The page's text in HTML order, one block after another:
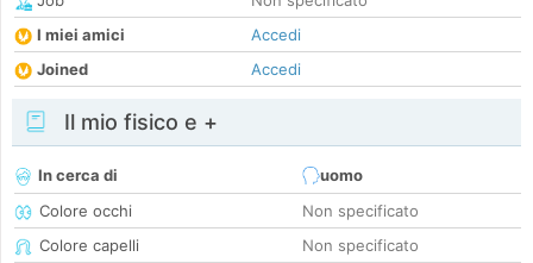
I miei amici
Accedi
Joined
Accedi
Il mio fisico e +
In cerca di
uomo
Colore occhi
Non specificato
Colore capelli
Non specificato